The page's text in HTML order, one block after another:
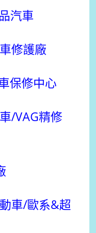
汽車
修護廠
保修中心
/VAG精修
車/歐系&超